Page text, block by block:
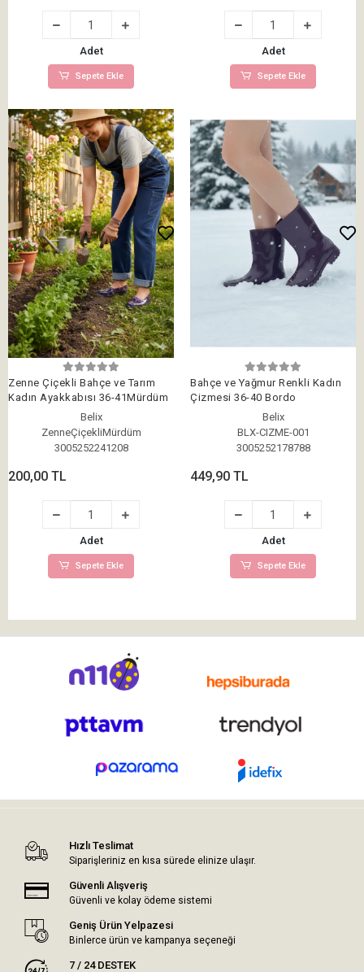
Adet
Sepete Ekle
Adet
Sepete Ekle
Zenne Çiçekli Bahçe ve Tarım
Kadın Ayakkabısı 36-41Mürdüm
Belix
ZenneÇiçekliMürdüm
3005252241208
200,00 TL
Adet
Sepete Ekle
Bahçe ve Yağmur Renkli Kadın
Çizmesi 36-40 Bordo
Belix
BLX-CIZME-001
3005252178788
449,90 TL
Adet
Sepete Ekle
Hızlı Teslimat
Siparişleriniz en kısa sürede elinize ulaşır.
Güvenli Alışveriş
Güvenli ve kolay ödeme sistemi
Geniş Ürün Yelpazesi
Binlerce ürün ve kampanya seçeneği
7 / 24 DESTEK